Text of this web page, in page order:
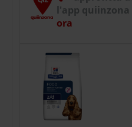
l'app quiinzona
ora